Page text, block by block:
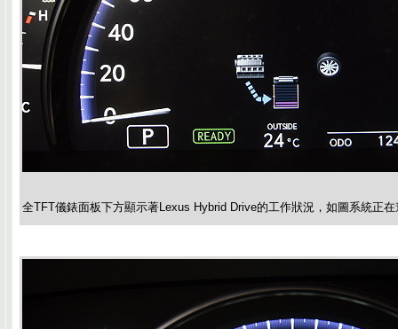
全TFT儀錶面板下方顯示著Lexus Hybrid Drive的工作狀況，如圖系統正